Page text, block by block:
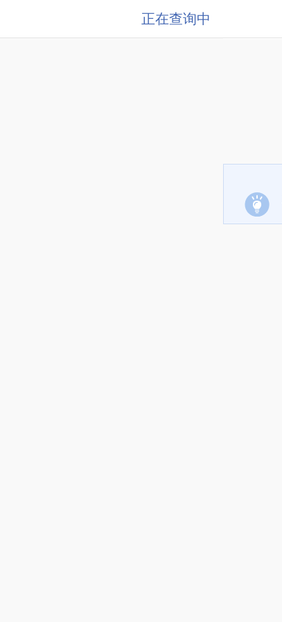
正在查询中